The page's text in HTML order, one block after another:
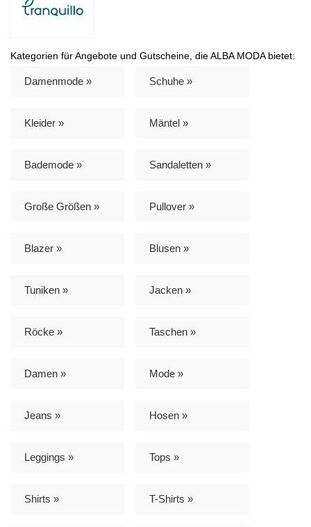
Kategorien für Angebote und Gutscheine, die ALBA MODA bietet:
Damenmode » Schuhe »
Kleider » Mäntel »
Bademode » Sandaletten »
Große Größen » Pullover »
Blazer » Blusen »
Tuniken » Jacken »
Röcke » Taschen »
Damen » Mode »
Jeans » Hosen »
Leggings » Tops »
Shirts » T-Shirts »